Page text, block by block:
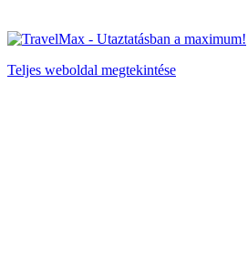
Teljes weboldal megtekintése